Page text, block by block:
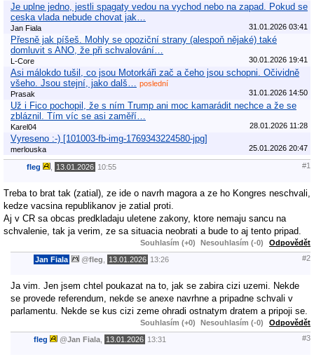
Je uplne jedno, jestli spagaty vedou na vychod nebo na zapad. Pokud se
ceska vlada nebude chovat jak…
Jan Fiala 31.01.2026 03:41
Přesně jak píšeš. Mohly se opoziční strany (alespoň nějaké) také
domluvit s ANO, že při schvalování…
L-Core 30.01.2026 19:41
Asi málokdo tušil, co jsou Motorkáři zač a čeho jsou schopni. Očividně
všeho. Jsou stejní, jako dalš…
poslední
Prasak
31.01.2026 14:50
Už i Fico pochopil, že s ním Trump ani moc kamarádit nechce a že se
zbláznil. Tím víc se asi zaměří…
Karel04 28.01.2026 11:28
Vyreseno :-) [101003-fb-img-1769343224580-jpg]
merlouska 25.01.2026 20:47
fleg 13.01.2026 10:55 #1
Treba to brat tak (zatial), ze ide o navrh magora a ze ho Kongres neschvali,
kedze vacsina republikanov je zatial proti.
Aj v CR sa obcas predkladaju uletene zakony, ktore nemaju sancu na
schvalenie, tak ja verim, ze sa situacia neobrati a bude to aj tento pripad.
Souhlasím (+0) Nesouhlasím (-0) Odpovědět
Jan Fiala @fleg 13.01.2026 13:26 #2
Ja vim. Jen jsem chtel poukazat na to, jak se zabira cizi uzemi. Nekde
se provede referendum, nekde se anexe navrhne a pripadne schvali v
parlamentu. Nekde se kus cizi zeme ohradi ostnatym dratem a pripoji se.
Souhlasím (+0) Nesouhlasím (-0) Odpovědět
fleg @Jan Fiala 13.01.2026 13:31 #3